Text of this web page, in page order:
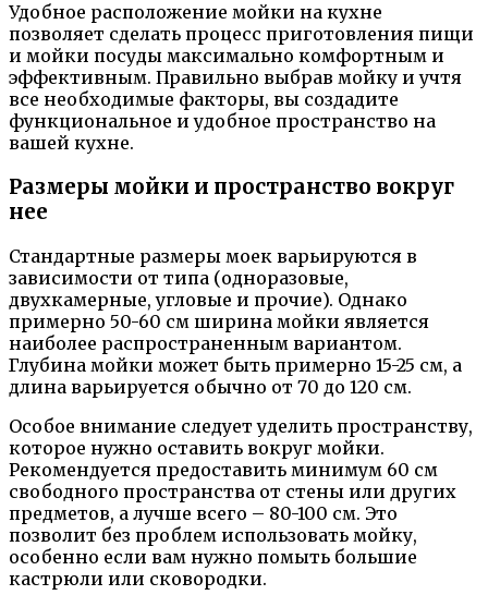
Удобное расположение мойки на кухне
позволяет сделать процесс приготовления пищи
и мойки посуды максимально комфортным и
эффективным. Правильно выбрав мойку и учтя
все необходимые факторы, вы создадите
функциональное и удобное пространство на
вашей кухне.
Размеры мойки и пространство вокруг
нее
Стандартные размеры моек варьируются в
зависимости от типа (одноразовые,
двухкамерные, угловые и прочие). Однако
примерно 50-60 см ширина мойки является
наиболее распространенным вариантом.
Глубина мойки может быть примерно 15-25 см, а
длина варьируется обычно от 70 до 120 см.
Особое внимание следует уделить пространству,
которое нужно оставить вокруг мойки.
Рекомендуется предоставить минимум 60 см
свободного пространства от стены или других
предметов, а лучше всего – 80-100 см. Это
позволит без проблем использовать мойку,
особенно если вам нужно помыть большие
кастрюли или сковородки.